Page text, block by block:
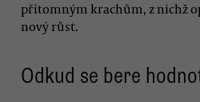
přítomným krachům, z nichž
nový růst.
Odkud se bere